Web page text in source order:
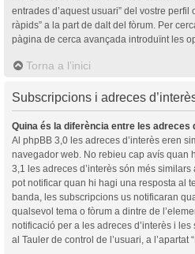
entrades d’aquest usuari” del vostre perfil
ràpids” a la part de dalt del fòrum. Per
pàgina de cerca avançada introduïnt les
Torna a l’inici
Subscripcions i adreces
Quina és la diferència entre les adreces
Al phpBB 3,0 les adreces d’interès eren
navegador web. No rebieu cap avís quan
3,1 les adreces d’interès són més similars
pot notificar quan hi hagi una resposta al
banda, les subscripcions us notificaran
qualsevol tema o fòrum a dintre de
notificació per a les adreces d’interès i
al Tauler de control de l’usuari, a l’apartat